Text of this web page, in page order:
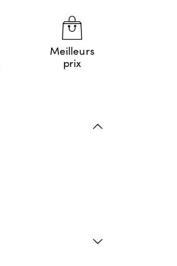
Meilleurs
prix